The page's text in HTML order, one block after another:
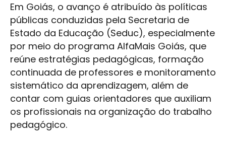
Em Goiás, o avanço é atribuído às políticas
públicas conduzidas pela Secretaria de
Estado da Educação (Seduc), especialmente
por meio do programa AlfaMais Goiás, que
reúne estratégias pedagógicas, formação
continuada de professores e monitoramento
sistemático da aprendizagem, além de
contar com guias orientadores que auxiliam
os profissionais na organização do trabalho
pedagógico.